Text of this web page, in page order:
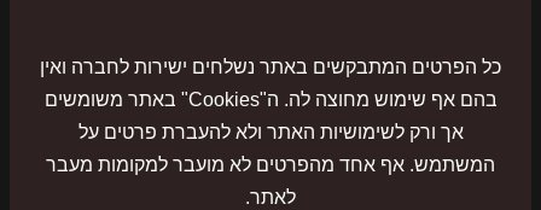
כל הפרטים המתבקשים באתר נשלחים ישירות לחברה ואין
בהם אף שימוש מחוצה לה. ה"Cookies" באתר משומשים
אך ורק לשימושיות האתר ולא להעברת פרטים על
המשתמש. אף אחד מהפרטים לא מועבר למקומות מעבר
לאתר.